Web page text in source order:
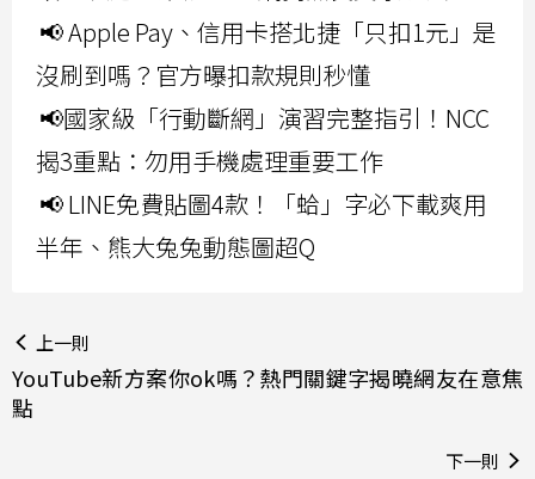
📢 Apple Pay、信用卡搭北捷「只扣1元」是
沒刷到嗎？官方曝扣款規則秒懂
📢國家級「行動斷網」演習完整指引！NCC
揭3重點：勿用手機處理重要工作
📢 LINE免費貼圖4款！「蛤」字必下載爽用
半年、熊大兔兔動態圖超Q
上一則
YouTube新方案你ok嗎？熱門關鍵字揭曉網友在意焦
點
下一則